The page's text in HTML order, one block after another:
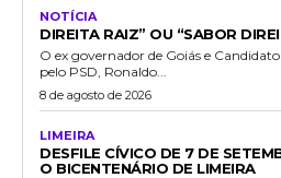
NOTÍCIA
DIREITA RAIZ” OU “SABOR
O ex governador de Goiás e
pelo PSD, Ronaldo...
8 de agosto de 2026
LIMEIRA
DESFILE CÍVICO DE 7 DE
O BICENTENÁRIO DE LIMEIRA